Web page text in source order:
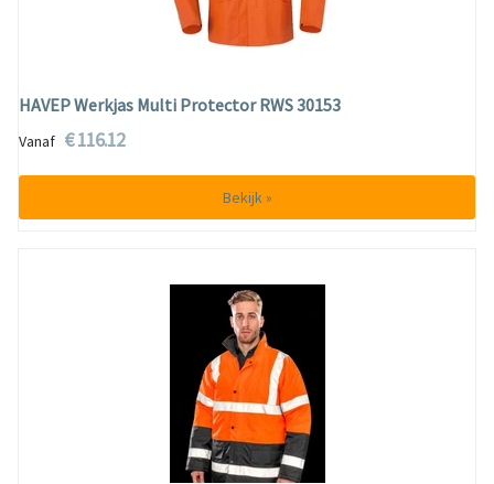
HAVEP Werkjas Multi Protector RWS 30153
Vanaf € 116.12
Bekijk »